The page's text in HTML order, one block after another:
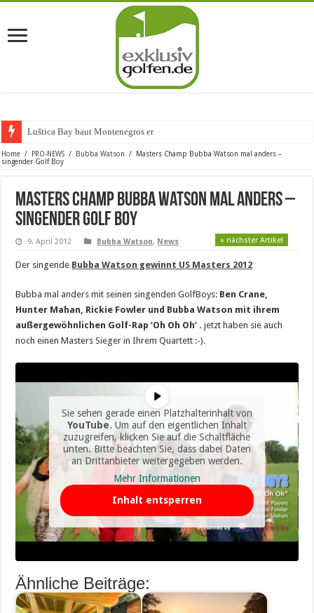
Luštica Bay baut Montenegros erste Gol
Home / PRO-NEWS / Bubba Watson /
Masters Champ Bubba Watson mal anders –
singender Golf Boy
Masters Champ Bubba Watson mal anders –
singender Golf Boy
9. April 2012 Bubba Watson, News » nächster Artikel
Der singende Bubba Watson gewinnt US Masters 2012
Bubba mal anders mit seinen singenden GolfBoys: Ben Crane,
Hunter Mahan, Rickie Fowler und Bubba Watson mit ihrem
außergewöhnlichen Golf-Rap ‘Oh Oh Oh’ . jetzt haben sie auch
noch einen Masters Sieger in Ihrem Quartett :-).
Sie sehen gerade einen Platzhalterinhalt von
YouTube. Um auf den eigentlichen Inhalt
zuzugreifen, klicken Sie auf die Schaltfläche
unten. Bitte beachten Sie, dass dabei Daten
an Drittanbieter weitergegeben werden.
Mehr Informationen
Inhalt entsperren
Ähnliche Beiträge: